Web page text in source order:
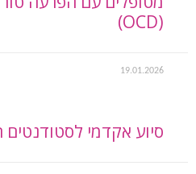
(OCD)
19.01.2026
סיוע אקדמי לסטודנטים